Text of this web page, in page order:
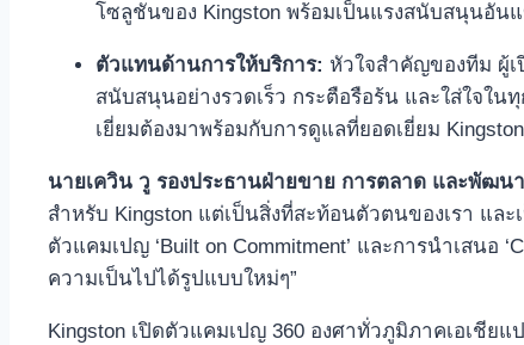
โซลูชันของ Kingston พร้อมเป็นแรงสนับสนุนอัน
ตัวแทนด้านการให้บริการ: หัวใจสำคัญของทีม ผู้เ
สนับสนุนอย่างรวดเร็ว กระตือรือร้น และใส่ใจใ
เยี่ยมต้องมาพร้อมกับการดูแลที่ยอดเยี่ยม
นายเควิน วู รองประธานฝ่ายขาย การตลาด และพัฒน
สำหรับ Kingston แต่เป็นสิ่งที่สะท้อนตัวตนของเรา แล
ตัวแคมเปญ ‘Built on Commitment’ และการนำเสน
ความเป็นไปได้รูปแบบใหม่ๆ”
Kingston เปิดตัวแคมเปญ 360 องศาทั่วภูมิภาคเอเชีย